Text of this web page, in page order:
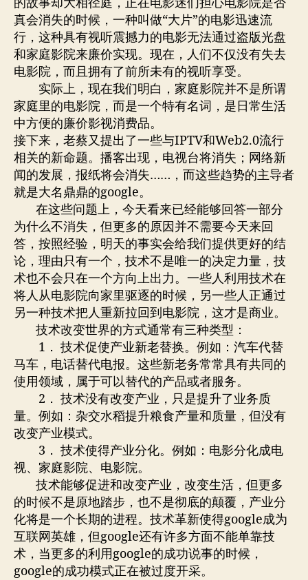
真会消失的时候，一种叫做“大片”的电影迅速流
行，这种具有视听震撼力的电影无法通过盗版光盘
和家庭影院来廉价实现。现在，人们不仅没有失去
电影院，而且拥有了前所未有的视听享受。
实际上，现在我们明白，家庭影院并不是所谓
家庭里的电影院，而是一个特有名词，是日常生活
中方便的廉价影视消费品。
接下来，老蔡又提出了一些与IPTV和Web2.0流行
相关的新命题。播客出现，电视台将消失；网络新
闻的发展，报纸将会消失……，而这些趋势的主导者
就是大名鼎鼎的google。
在这些问题上，今天看来已经能够回答一部分
为什么不消失，但更多的原因并不需要今天来回
答，按照经验，明天的事实会给我们提供更好的结
论，理由只有一个，技术不是唯一的决定力量，技
术也不会只在一个方向上出力。一些人利用技术在
将人从电影院向家里驱逐的时候，另一些人正通过
另一种技术把人重新拉回到电影院，这才是商业。
技术改变世界的方式通常有三种类型：
1． 技术促使产业新老替换。例如：汽车代替
马车，电话替代电报。这些新老务常常具有共同的
使用领域，属于可以替代的产品或者服务。
2． 技术没有改变产业，只是提升了业务质
量。例如：杂交水稻提升粮食产量和质量，但没有
改变产业模式。
3． 技术使得产业分化。例如：电影分化成电
视、家庭影院、电影院。
技术能够促进和改变产业，改变生活，但更多
的时候不是原地踏步，也不是彻底的颠覆，产业分
化将是一个长期的进程。技术革新使得google成为
互联网英雄，但google还有许多方面不能单靠技
术，当更多的利用google的成功说事的时候，
google的成功模式正在被过度开采。